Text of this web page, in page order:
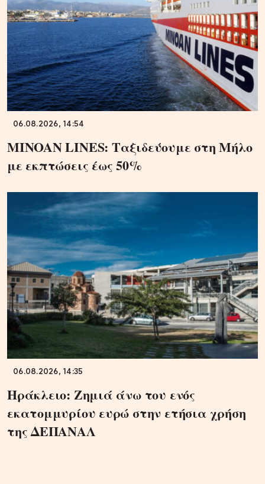
06.08.2026, 14:54
MINOAN LINES: Ταξιδεύουμε στη Μήλο
με εκπτώσεις έως 50%
06.08.2026, 14:35
Ηράκλειο: Ζημιά άνω του ενός
εκατομμυρίου ευρώ στην ετήσια χρήση
της ΔΕΠΑΝΑΛ